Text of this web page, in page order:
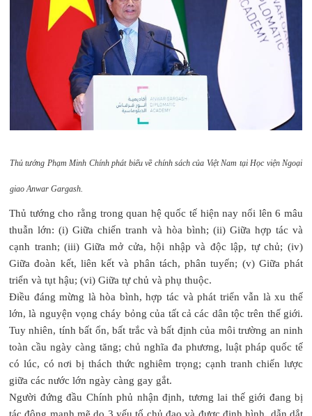
Thủ tướng Phạm Minh Chính phát biểu về chính sách của Việt Nam tại Học viện Ngoại
giao Anwar Gargash.
Thủ tướng cho rằng trong quan hệ quốc tế hiện nay nổi lên 6 mâu
thuẫn lớn: (i) Giữa chiến tranh và hòa bình; (ii) Giữa hợp tác và
cạnh tranh; (iii) Giữa mở cửa, hội nhập và độc lập, tự chủ; (iv)
Giữa đoàn kết, liên kết và phân tách, phân tuyến; (v) Giữa phát
triển và tụt hậu; (vi) Giữa tự chủ và phụ thuộc.
Điều đáng mừng là hòa bình, hợp tác và phát triển vẫn là xu thế
lớn, là nguyện vọng cháy bỏng của tất cả các dân tộc trên thế giới.
Tuy nhiên, tính bất ổn, bất trắc và bất định của môi trường an ninh
toàn cầu ngày càng tăng; chủ nghĩa đa phương, luật pháp quốc tế
có lúc, có nơi bị thách thức nghiêm trọng; cạnh tranh chiến lược
giữa các nước lớn ngày càng gay gắt.
Người đứng đầu Chính phủ nhận định, tương lai thế giới đang bị